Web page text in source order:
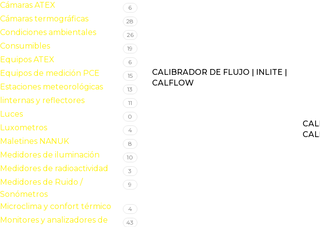
Cámaras ATEX 6
Cámaras termográficas 28
Condiciones ambientales 26
Consumibles 19
Equipos ATEX 6
Equipos de medición PCE 15
Estaciones meteorológicas 13
linternas y reflectores 11
Luces 0
Luxometros 4
Maletines NANUK 8
Medidores de iluminación 10
Medidores de radioactividad 3
Medidores de Ruido /
Sonómetros
9
Microclima y confort térmico 4
Monitores y analizadores de
43
CALIBRADOR DE FLUJO | INLITE |
CALFLOW